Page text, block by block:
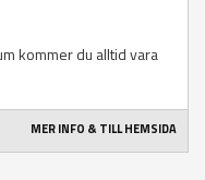
kommer du alltid vara
MER INFO & TILL HEMSIDA